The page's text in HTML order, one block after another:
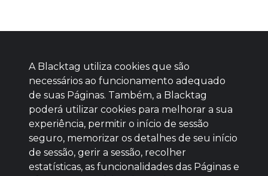
Baixe agora nosso app
A Blacktag utiliza cookies que são
necessários ao funcionamento adequado
de suas Páginas. Também, a Blacktag
poderá utilizar cookies para melhorar a sua
experiência, permitir o início de sessão
seguro, memorizar os detalhes de seu início
de sessão, gerir a sessão, recolher
estatísticas, as funcionalidades das Páginas e